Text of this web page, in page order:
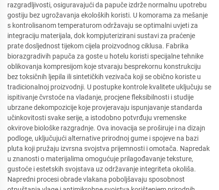
razgradljivosti, osiguravajući da papuče izdrže normalnu upotrebu
gostiju bez ugrožavanja ekoloških koristi. U komorama za mešanje
s kontrolisanom temperaturom održavaju se optimalni uvjeti za
integraciju materijala, dok kompjuterizirani sustavi za praćenje
prate dosljednost tijekom cijela proizvodnog ciklusa. Fabrika
biorazgradivih papuča za goste u hotelu koristi specijalne tehnike
oblikovanja kompresijom koje stvaraju besprekornu konstrukciju
bez toksičnih ljepila ili sintetičkih vezivača koji se obično koriste u
tradicionalnoj proizvodnji. U postupke kontrole kvalitete uključuju se
ispitivanje čvrstoće na vladanje, procjene fleksibilnosti i studije
ubrzane dekompozicije koje provjeravaju ispunjavanje standarda
učinkovitosti svake serije, a istodobno potvrđuju vremenske
okvirove biološke razgradnje. Ova inovacija se proširuje i na dizajn
podloge, uključujući alternative prirodnoj gume i spojeve na bazi
pluta koji pružaju izvrsna svojstva prijemnosti i omotača. Napredak
u znanosti o materijalima omogućuje prilagođavanje teksture,
gustoće i estetskih svojstava uz održavanje integriteta okoliša.
Napredni procesi obrade vlakana poboljšavaju sposobnost